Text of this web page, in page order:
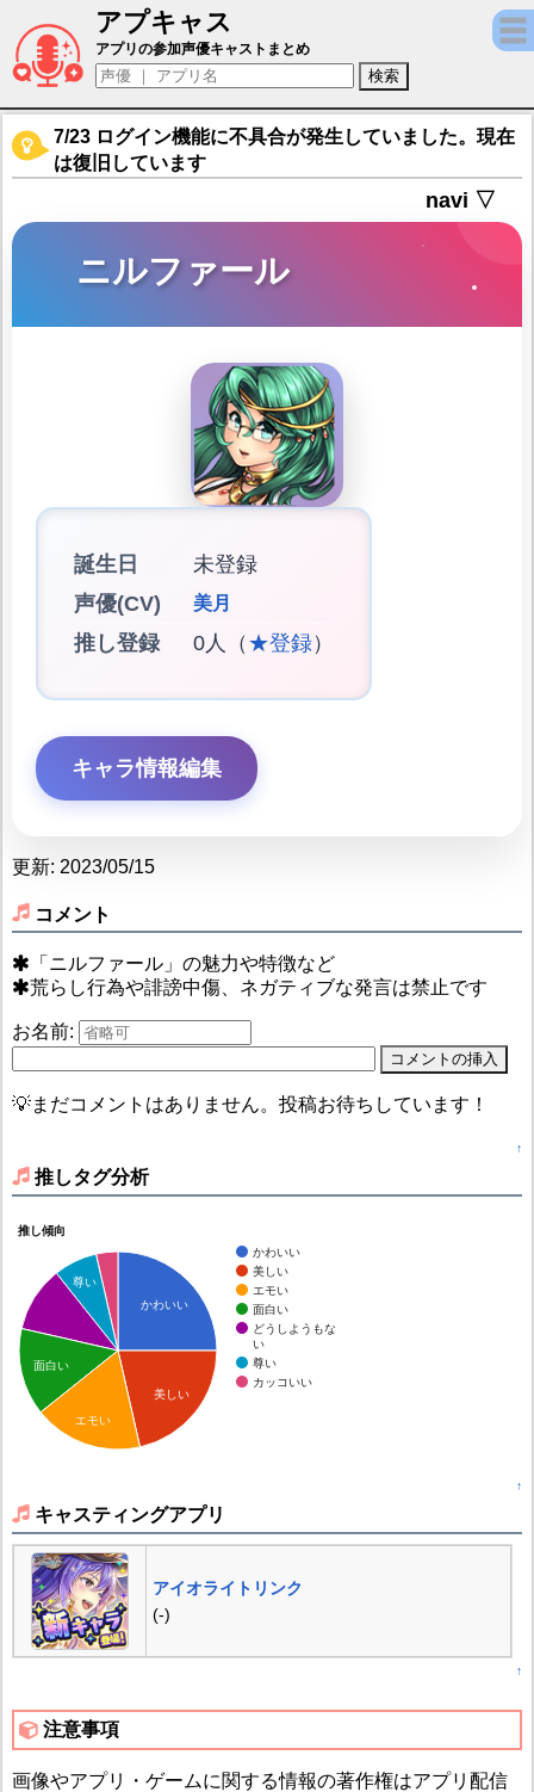
アプキャス
ニルファール（声優：美月)【アイオライト
アプリの参加声優キャストまとめ
7/23 ログイン機能に不具合が発生していました。現在
は復旧しています
navi ▽
ニルファール
誕生日
未登録
声優(CV)
美月
推し登録 0人（ ★登録）
キャラ情報編集
更新: 2023/05/15
コメント
「ニルファール」の魅力や特徴など
荒らし行為や誹謗中傷、ネガティブな発言は禁止です
お名前:
💡まだコメントはありません。投稿お待ちしています！
↑
推しタグ分析
推し傾向
かわいい
美しい
エモい
面白い
どうしようもな
い
尊い
カッコいい
かわいい
美しい
尊い
面白い
エモい
↑
キャスティングアプリ
アイオライトリンク
(-)
↑
注意事項
画像やアプリ・ゲームに関する情報の著作権はアプリ配信